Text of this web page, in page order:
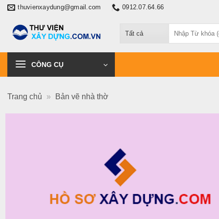
Chuyểnthuvienxaydung@gmail.com 0912.07.64.66
kiếm:
CÔNG CỤ
Trang chủ » Bản vẽ nhà thờ